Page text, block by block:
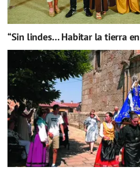
“Sin lindes… Habitar la tierra